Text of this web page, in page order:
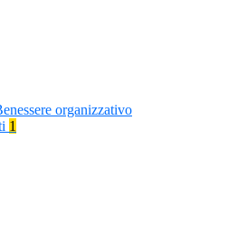
organizzativo
1